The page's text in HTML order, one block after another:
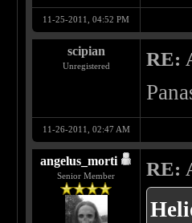
11-25-2011, 04:52 PM
scipian
Unregistered RE:
11-26-2011, 02:47 AM
angelus_morti
Senior Member RE: